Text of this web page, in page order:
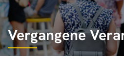
Vergangene